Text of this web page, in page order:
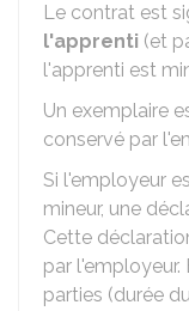
Le contrat est
l'apprenti (et
l'apprenti est
Un exemplaire
conservé par
Si l'employeur
mineur, une
Cette
par
parties (durée